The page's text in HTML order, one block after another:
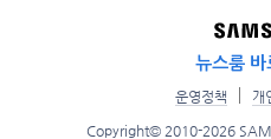
뉴스룸 바
운영정책 개
Copyright© 2010-2026